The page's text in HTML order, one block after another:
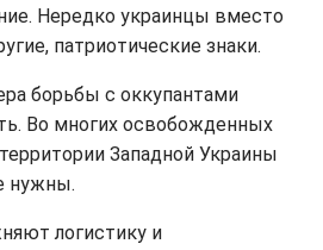
Нередко украинцы вместо
патриотические знаки.
борьбы с оккупантами
Во многих освобожденных
Западной Украины
нужны.
логистику и